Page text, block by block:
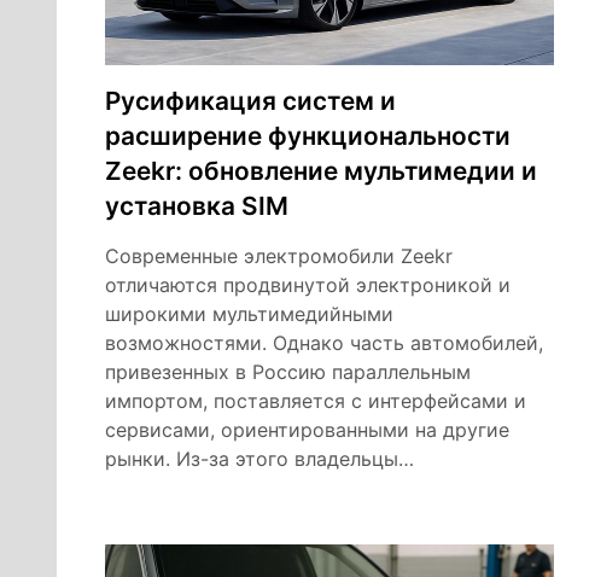
Русификация систем и
расширение функциональности
Zeekr: обновление мультимедии и
установка SIM
Современные электромобили Zeekr
отличаются продвинутой электроникой и
широкими мультимедийными
возможностями. Однако часть автомобилей,
привезенных в Россию параллельным
импортом, поставляется с интерфейсами и
сервисами, ориентированными на другие
рынки. Из-за этого владельцы…